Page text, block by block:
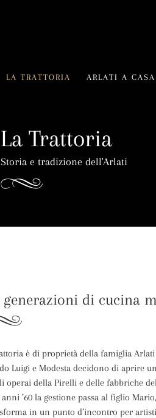
LA TRATTORIA ARLATI A
La Trattoria
Storia e tradizione dell'Arlati
generazioni di cucina
è di proprietà della famiglia Arlati
Luigi e Modesta decidono di aprire
operai della Pirelli e delle fabbriche
’60 la gestione passa al figlio
in un punto d’incontro per